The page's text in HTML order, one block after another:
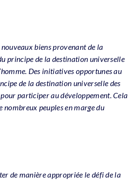
biens provenant de la
principe de la destination universelle
Des initiatives opportunes au
de la destination universelle des
participer au développement. Cela
nombreux peuples en marge du
de manière appropriée le défi de la